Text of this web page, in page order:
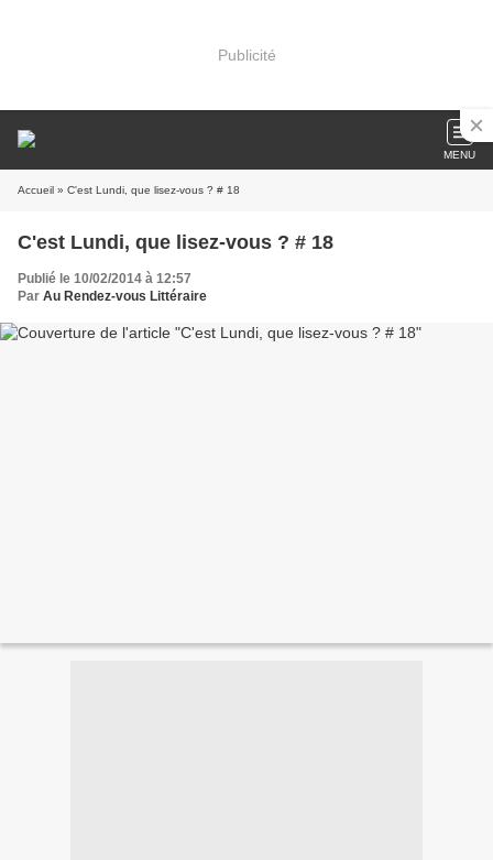
Publicité
MENU
Accueil » C'est Lundi, que lisez-vous ? # 18
C'est Lundi, que lisez-vous ? # 18
Publié le 10/02/2014 à 12:57
Par Au Rendez-vous Littéraire